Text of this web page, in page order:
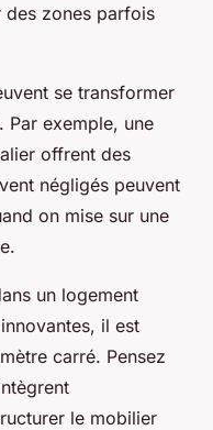
des zones parfois
se transformer
. Par exemple, une
offrent des
négligés peuvent
on mise sur une
un logement
il est
carré. Pensez
le mobilier